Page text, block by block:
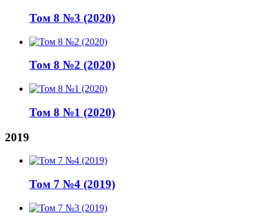
Том 8 №3 (2020)
Том 8 №2 (2020)
Том 8 №1 (2020)
2019
Том 7 №4 (2019)